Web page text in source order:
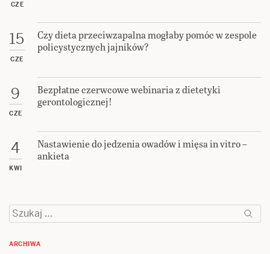
CZE
15
CZE
Czy dieta przeciwzapalna mogłaby pomóc w zespole
policystycznych jajników?
9
CZE
Bezpłatne czerwcowe webinaria z dietetyki
gerontologicznej!
4
KWI
Nastawienie do jedzenia owadów i mięsa in vitro –
ankieta
Szukaj:
ARCHIWA